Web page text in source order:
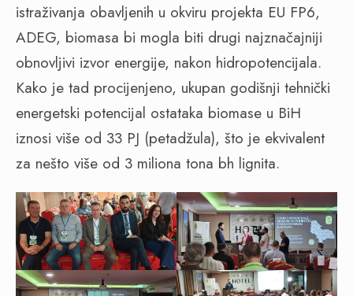
istraživanja obavljenih u okviru projekta EU FP6,
ADEG, biomasa bi mogla biti drugi najznačajniji
obnovljivi izvor energije, nakon hidropotencijala.
Kako je tad procijenjeno, ukupan godišnji tehnički
energetski potencijal ostataka biomase u BiH
iznosi više od 33 PJ (petadžula), što je ekvivalent
za nešto više od 3 miliona tona bh lignita.